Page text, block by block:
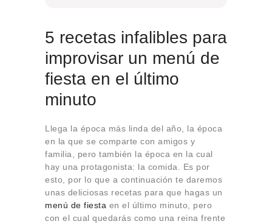
5 recetas infalibles para
improvisar un menú de
fiesta en el último
minuto
Llega la época más linda del año, la época
en la que se comparte con amigos y
familia, pero también la época en la cual
hay una protagonista: la comida. Es por
esto, por lo que a continuación te daremos
unas deliciosas recetas para que hagas un
menú de fiesta en el último minuto, pero
con el cual quedarás como una reina frente